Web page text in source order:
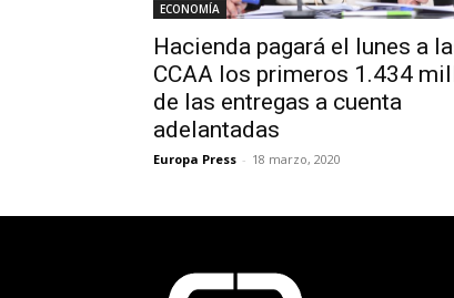
ECONOMÍA
Hacienda pagará el lunes a
CCAA los primeros 1.434
de las entregas a cuenta
adelantadas
Europa Press - 18 marzo, 2020